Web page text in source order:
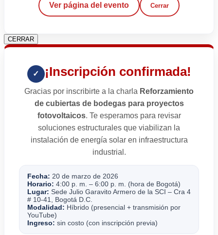
Ver página del evento Cerrar
CERRAR
✓ ¡Inscripción confirmada!
Gracias por inscribirte a la charla Reforzamiento
de cubiertas de bodegas para proyectos
fotovoltaicos. Te esperamos para revisar
soluciones estructurales que viabilizan la
instalación de energía solar en infraestructura
industrial.
Fecha: 20 de marzo de 2026
Horario: 4:00 p. m. – 6:00 p. m. (hora de Bogotá)
Lugar: Sede Julio Garavito Armero de la SCI – Cra 4
# 10-41, Bogotá D.C.
Modalidad: Híbrido (presencial + transmisión por
YouTube)
Ingreso: sin costo (con inscripción previa)